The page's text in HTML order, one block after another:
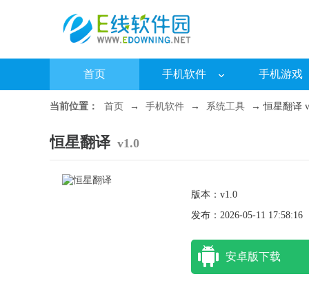
首页 手机软件 手机游戏
当前位置： 首页 → 手机软件 → 系统工具 → 恒星翻译
恒星翻译 v1.0
版本：v1.0
发布：2026-05-11 17:58:16
安卓版下载